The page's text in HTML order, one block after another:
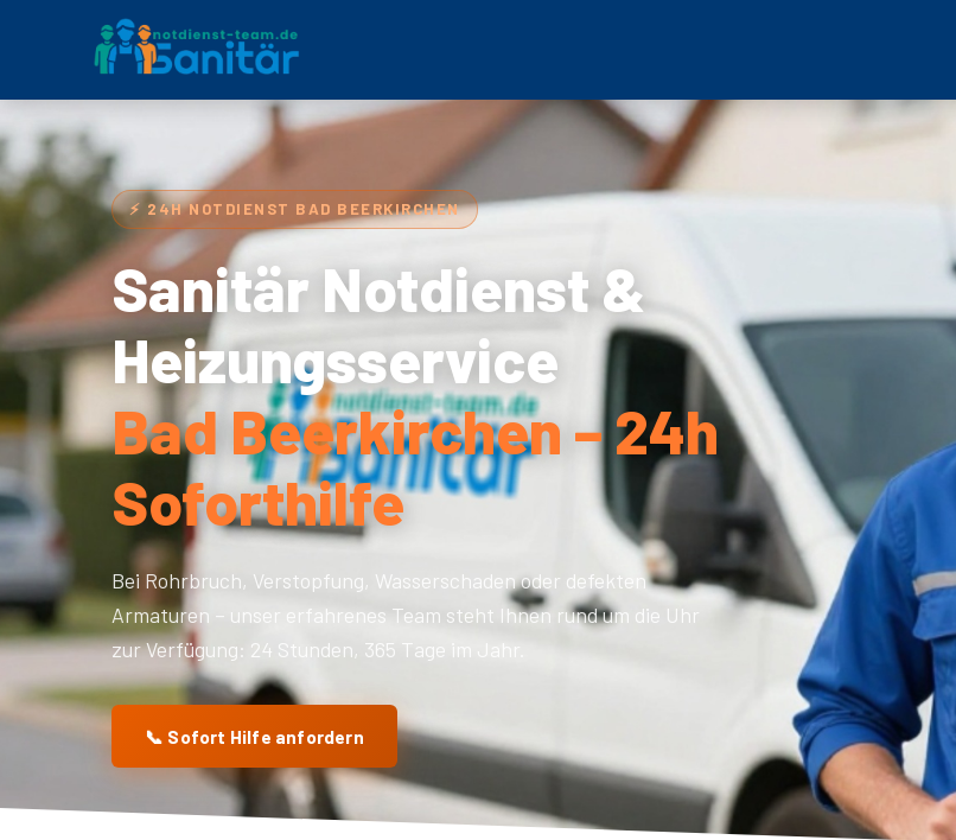
⚡ 24H NOTDIENST BAD BEERKIRCHEN
Sanitär Notdienst &
Heizungsservice
Bad Beerkirchen – 24h
Soforthilfe
Bei Rohrbruch, Verstopfung, Wasserschaden oder defekten
Armaturen – unser erfahrenes Team steht Ihnen rund um die Uhr
zur Verfügung: 24 Stunden, 365 Tage im Jahr.
📞 Sofort Hilfe anfordern